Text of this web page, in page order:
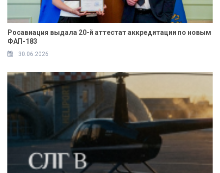
Росавиация выдала 20-й аттестат аккредитации по новым
ФАП-183
30.06.2026